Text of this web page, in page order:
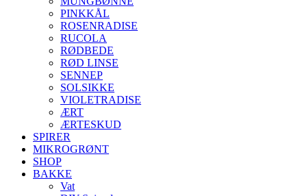
PINKKÅL
ROSENRADISE
RUCOLA
RØDBEDE
RØD LINSE
SENNEP
SOLSIKKE
VIOLETRADISE
ÆRT
ÆRTESKUD
SPIRER
MIKROGRØNT
SHOP
BAKKE
Vat